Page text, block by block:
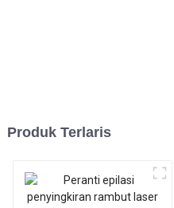
Produk Terlaris